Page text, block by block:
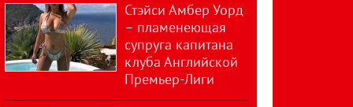
Стэйси Амбер Уорд
– пламенеющая
супруга капитана
клуба Английской
Премьер-Лиги